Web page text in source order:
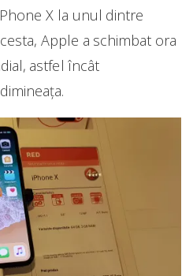
X la unul dintre
Apple a schimbat ora
astfel încât